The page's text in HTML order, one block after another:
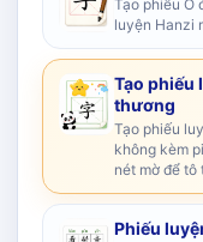
Tạo phiếu Ô
luyện Hanzi
Tạo phiếu
thương
Tạo phiếu
không kèm
nét mờ để tô
Phiếu